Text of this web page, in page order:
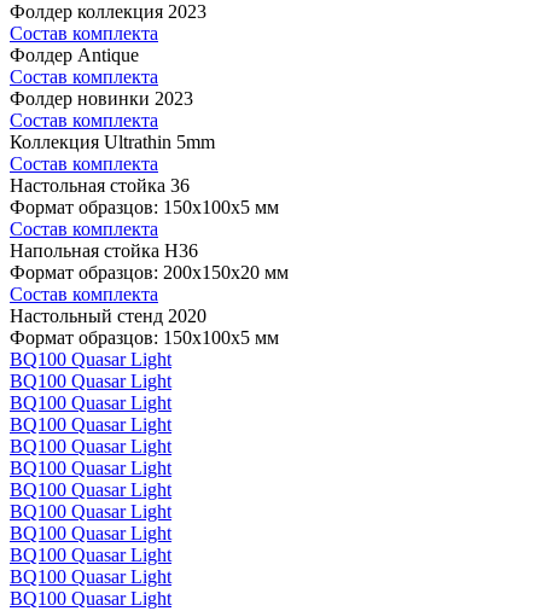
Фолдер коллекция 2023
Состав комплекта
Фолдер Antique
Состав комплекта
Фолдер новинки 2023
Состав комплекта
Коллекция Ultrathin 5mm
Состав комплекта
Настольная стойка 36
Формат образцов: 150x100x5 мм
Состав комплекта
Напольная стойка H36
Формат образцов: 200x150x20 мм
Состав комплекта
Настольный стенд 2020
Формат образцов: 150x100x5 мм
BQ100 Quasar Light
BQ100 Quasar Light
BQ100 Quasar Light
BQ100 Quasar Light
BQ100 Quasar Light
BQ100 Quasar Light
BQ100 Quasar Light
BQ100 Quasar Light
BQ100 Quasar Light
BQ100 Quasar Light
BQ100 Quasar Light
BQ100 Quasar Light